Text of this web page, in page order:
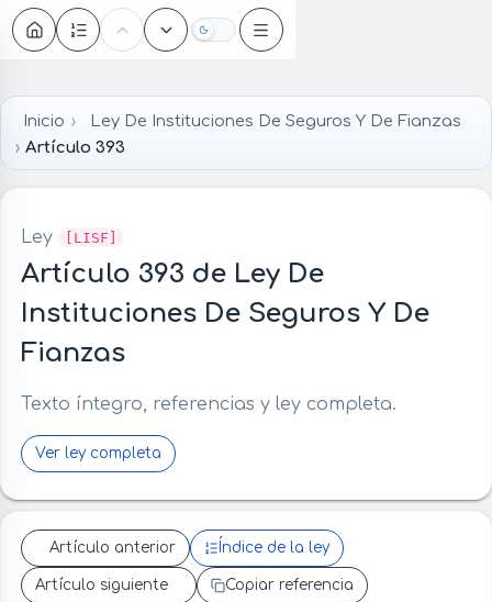
Oscuro
Inicio
Ley De Instituciones De Seguros Y De Fianzas
Artículo 393
Ley [LISF]
Artículo 393 de Ley De
Instituciones De Seguros Y De
Fianzas
Texto íntegro, referencias y ley completa.
Ver ley completa
Artículo anterior Índice de la ley
Artículo siguiente Copiar referencia